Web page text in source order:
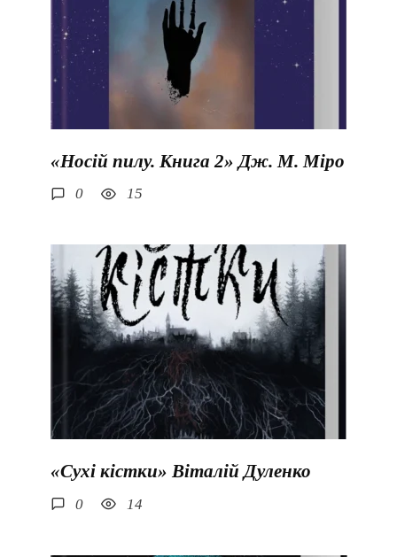
«Носій пилу. Книга 2» Дж. М. Міро
0 15
«Сухі кістки» Віталій Дуленко
0 14